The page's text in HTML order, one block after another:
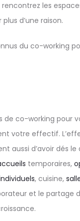
les
d’une raison.
du co-working
de co-working pour
votre effectif.
aussi d’avoir dés le
temporaires,
, cuisine,
et le partage